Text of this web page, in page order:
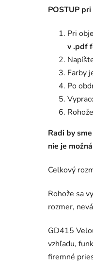
POSTUP
Pri
v .pdf
Farby
Po
Radi by
nie je
Celkový
Rohože sa
rozmer,
GD415
vzhľadu,
firemné